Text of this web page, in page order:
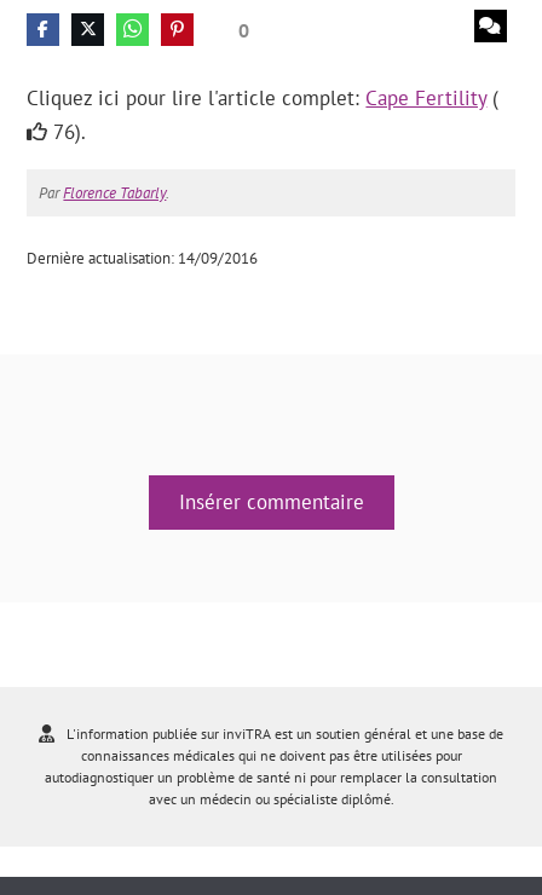
0
Cliquez ici pour lire l'article complet: Cape Fertility(
76).
ParFlorence Tabarly.
Dernière actualisation: 14/09/2016
Insérer commentaire
L'information publiée sur inviTRA est un soutien général et une base de
connaissances médicales qui ne doivent pas être utilisées pour
autodiagnostiquer un problème de santé ni pour remplacer la consultation
avec un médecin ou spécialiste diplômé.